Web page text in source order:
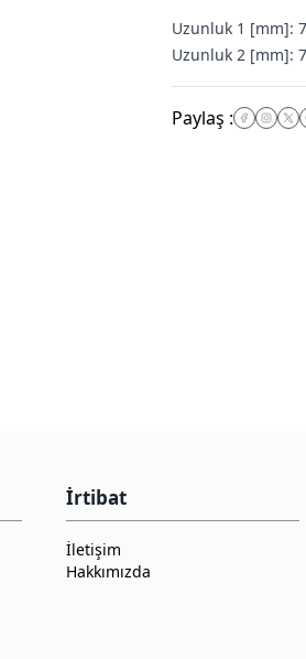
Uzunluk 1 [mm]:
Uzunluk 2 [mm]:
Paylaş :
İrtibat
İletişim
Hakkımızda